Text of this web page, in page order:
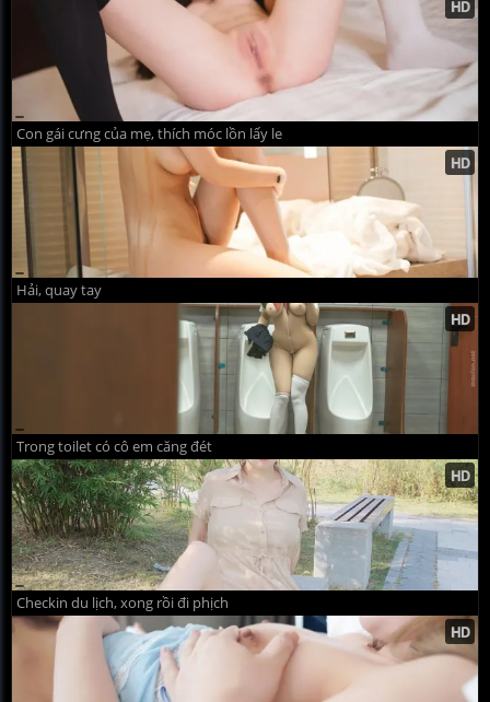
Con gái cưng của mẹ, thích móc lồn lấy le
Hải, quay tay
Trong toilet có cô em căng đét
Checkin du lịch, xong rồi đi phịch